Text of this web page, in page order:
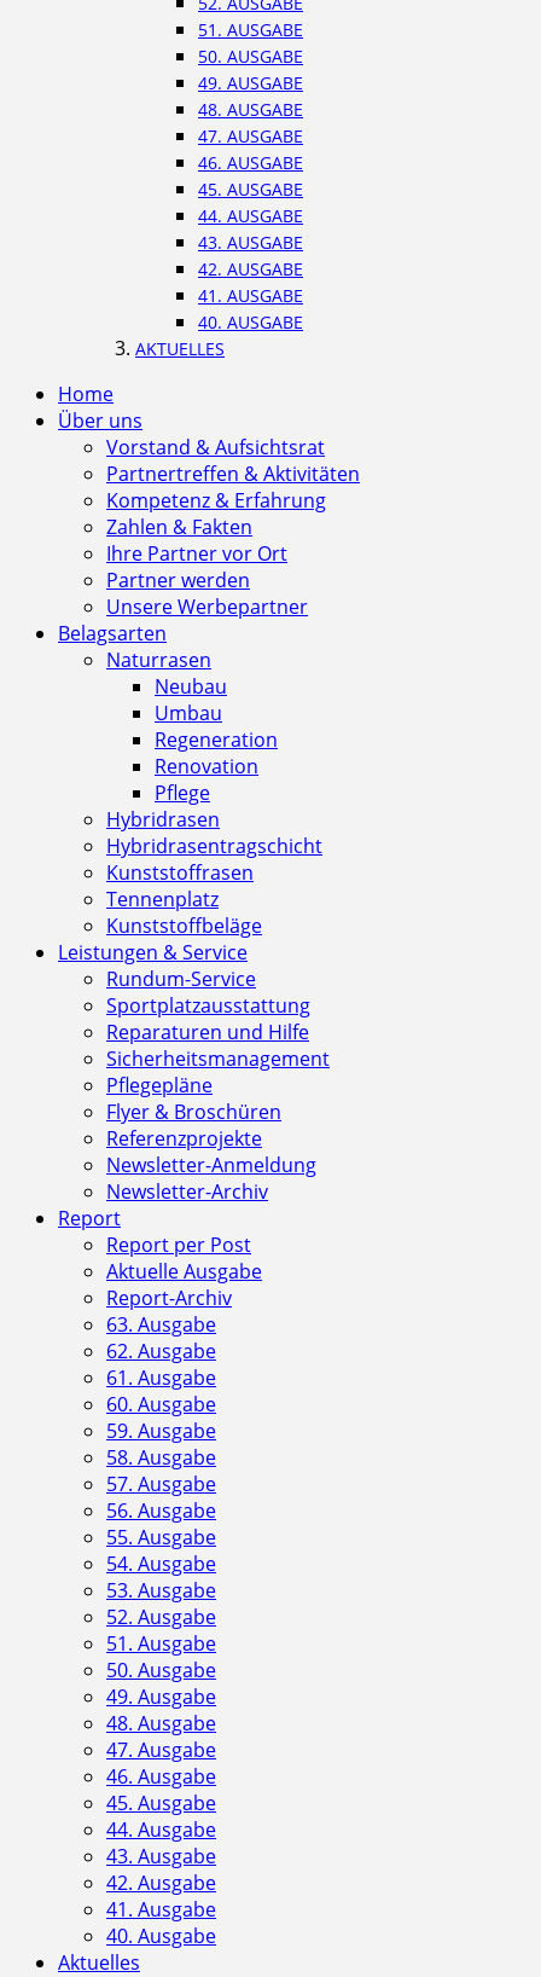
51. AUSGABE
50. AUSGABE
49. AUSGABE
48. AUSGABE
47. AUSGABE
46. AUSGABE
45. AUSGABE
44. AUSGABE
43. AUSGABE
42. AUSGABE
41. AUSGABE
40. AUSGABE
AKTUELLES
Home
Über uns
Vorstand & Aufsichtsrat
Partnertreffen & Aktivitäten
Kompetenz & Erfahrung
Zahlen & Fakten
Ihre Partner vor Ort
Partner werden
Unsere Werbepartner
Belagsarten
Naturrasen
Neubau
Umbau
Regeneration
Renovation
Pflege
Hybridrasen
Hybridrasentragschicht
Kunststoffrasen
Tennenplatz
Kunststoffbeläge
Leistungen & Service
Rundum-Service
Sportplatzausstattung
Reparaturen und Hilfe
Sicherheitsmanagement
Pflegepläne
Flyer & Broschüren
Referenzprojekte
Newsletter-Anmeldung
Newsletter-Archiv
Report
Report per Post
Aktuelle Ausgabe
Report-Archiv
63. Ausgabe
62. Ausgabe
61. Ausgabe
60. Ausgabe
59. Ausgabe
58. Ausgabe
57. Ausgabe
56. Ausgabe
55. Ausgabe
54. Ausgabe
53. Ausgabe
52. Ausgabe
51. Ausgabe
50. Ausgabe
49. Ausgabe
48. Ausgabe
47. Ausgabe
46. Ausgabe
45. Ausgabe
44. Ausgabe
43. Ausgabe
42. Ausgabe
41. Ausgabe
40. Ausgabe
Aktuelles